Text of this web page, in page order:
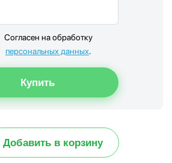
Согласен на обработку
персональных данных.
Добавить в корзину